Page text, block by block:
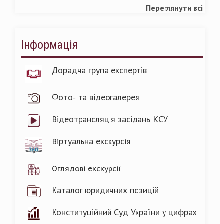
Переглянути всі
Інформація
Дорадча група експертів
Фото- та відеогалерея
Відеотрансляція засідань КСУ
Віртуальна екскурсія
Оглядові екскурсії
Каталог юридичних позицій
Конституційний Суд України у цифрах